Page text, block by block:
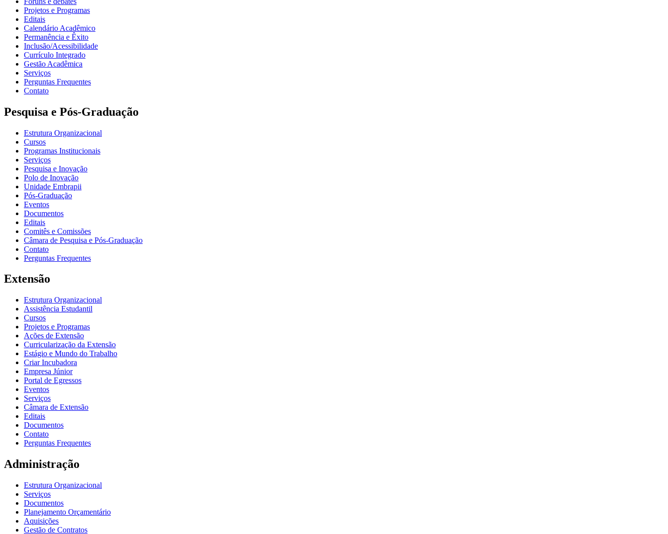
Projetos e Programas
Editais
Calendário Acadêmico
Permanência e Êxito
Inclusão/Acessibilidade
Currículo Integrado
Gestão Acadêmica
Serviços
Perguntas Frequentes
Contato
Pesquisa e Pós-Graduação
Estrutura Organizacional
Cursos
Programas Institucionais
Serviços
Pesquisa e Inovação
Polo de Inovação
Unidade Embrapii
Pós-Graduação
Eventos
Documentos
Editais
Comitês e Comissões
Câmara de Pesquisa e Pós-Graduação
Contato
Perguntas Frequentes
Extensão
Estrutura Organizacional
Assistência Estudantil
Cursos
Projetos e Programas
Ações de Extensão
Curricularização da Extensão
Estágio e Mundo do Trabalho
Criar Incubadora
Empresa Júnior
Portal de Egressos
Eventos
Serviços
Câmara de Extensão
Editais
Documentos
Contato
Perguntas Frequentes
Administração
Estrutura Organizacional
Serviços
Documentos
Planejamento Orçamentário
Aquisições
Gestão de Contratos